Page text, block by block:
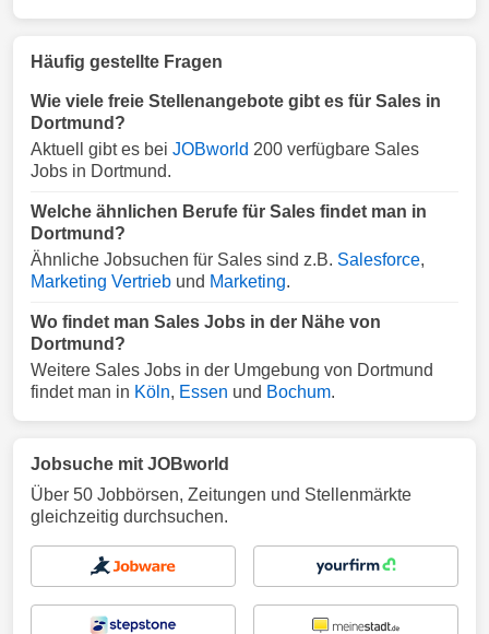
Häufig gestellte Fragen
Wie viele freie Stellenangebote gibt es für Sales in
Dortmund?
Aktuell gibt es bei JOBworld 200 verfügbare Sales
Jobs in Dortmund.
Welche ähnlichen Berufe für Sales findet man in
Dortmund?
Ähnliche Jobsuchen für Sales sind z.B. Salesforce,
Marketing Vertrieb und Marketing.
Wo findet man Sales Jobs in der Nähe von
Dortmund?
Weitere Sales Jobs in der Umgebung von Dortmund
findet man in Köln, Essen und Bochum.
Jobsuche mit JOBworld
Über 50 Jobbörsen, Zeitungen und Stellenmärkte
gleichzeitig durchsuchen.